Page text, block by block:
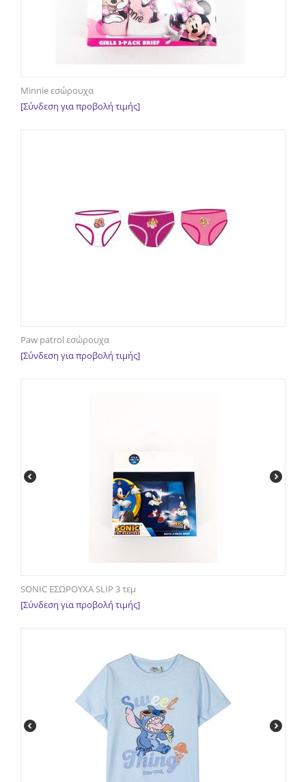
Minnie εσώρουχα
[Σύνδεση για προβολή τιμής]
Paw patrol εσώρουχα
[Σύνδεση για προβολή τιμής]
SONIC ΕΣΩΡΟΥΧΑ SLIP 3 τεμ
[Σύνδεση για προβολή τιμής]